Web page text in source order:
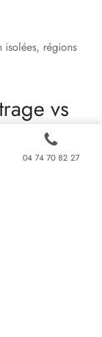
régions
vs
04 74 70 82 27